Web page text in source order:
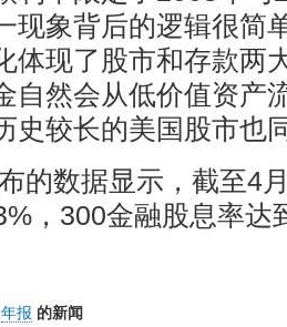
现象背后的逻辑很简
体现了股市和存款两
自然会从低价值资产
史较长的美国股市也
的数据显示，截至4
，300金融股息率达
年报 的新闻